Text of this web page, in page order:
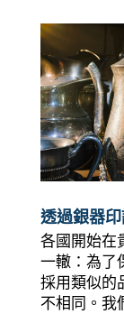
透過銀器
各國開始在
一轍：為了
採用類似的
不相同。